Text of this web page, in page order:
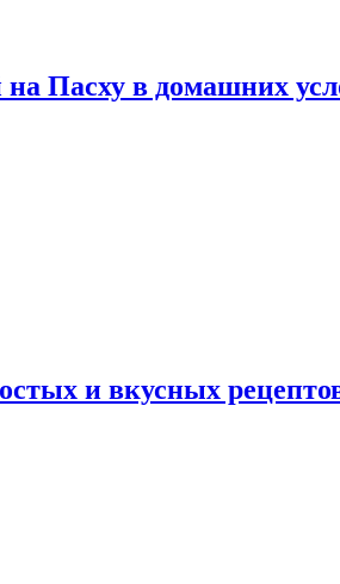
Пасху в домашних
и вкусных